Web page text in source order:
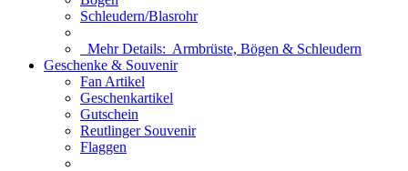
Schleudern/Blasrohr
Mehr Details: Armbrüste, Bögen & Schleudern
Geschenke & Souvenir
Fan Artikel
Geschenkartikel
Gutschein
Reutlinger Souvenir
Flaggen